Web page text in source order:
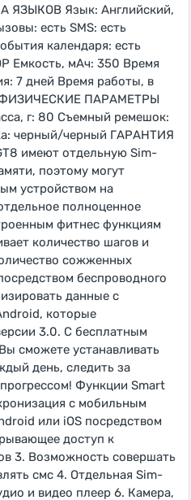
ЯЗЫКОВ Язык: Английский,
есть SMS: есть
календаря: есть
Емкость, мАч: 350 Время
7 дней Время работы, в
ФИЗИЧЕСКИЕ ПАРАМЕТРЫ
г: 80 Съемный ремешок:
черный/черный ГАРАНТИЯ
имеют отдельную Sim-
поэтому могут
устройством на
полноценное
фитнес функциям
количество шагов и
сожженных
беспроводного
данные с
которые
3.0. С бесплатным
сможете устанавливать
день, следить за
Функции Smart
с мобильным
или iOS посредством
доступ к
3. Возможность совершать
смс 4. Отдельная Sim-
и видео плеер 6. Камера,